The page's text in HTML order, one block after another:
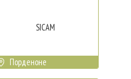
SICAM
Порденоне